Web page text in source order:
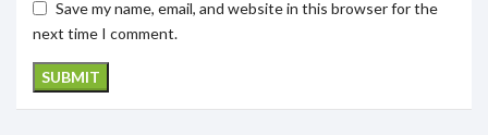
Save my name, email, and website in this browser for the
next time I comment.